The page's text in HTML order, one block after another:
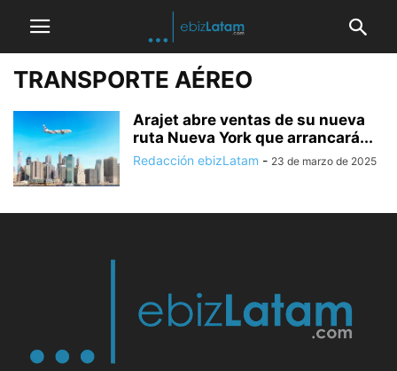
TRANSPORTE AÉREO
Arajet abre ventas de su nueva
ruta Nueva York que arrancará...
Redacción ebizLatam - 23 de marzo de 2025